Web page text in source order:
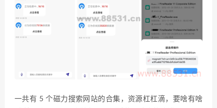
一共有 5 个磁力搜索网站的合集，资源杠杠滴，要啥有啥